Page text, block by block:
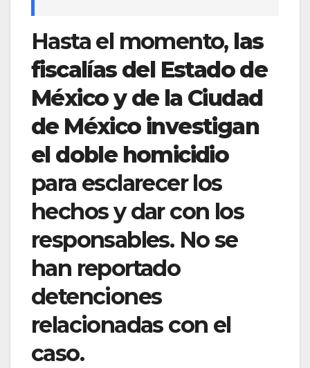
Hasta el momento, las
fiscalías del Estado de
México y de la Ciudad
de México investigan
el doble homicidio
para esclarecer los
hechos y dar con los
responsables. No se
han reportado
detenciones
relacionadas con el
caso.